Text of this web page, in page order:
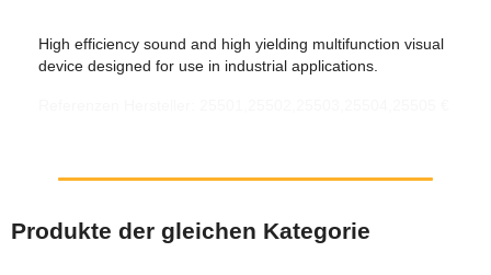
High efficiency sound and high yielding multifunction visual
device designed for use in industrial applications.
Produkte der gleichen Kategorie